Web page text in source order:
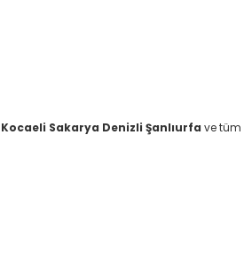
Sakarya Denizli Şanlıurfa ve tüm